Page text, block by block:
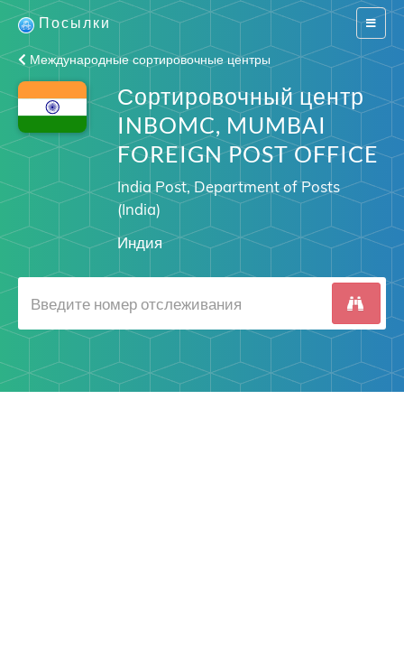
Switch
Посылки
Международные сортировочные центры
Сортировочный центр
INBOMC, MUMBAI
FOREIGN POST OFFICE
India Post, Department of Posts
(India)
Индия